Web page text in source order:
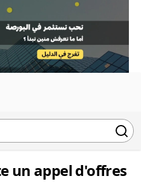
un appel d'offres